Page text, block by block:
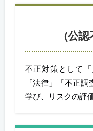
(公認
不正対策として
「法律」「不正
学び、リスクの評